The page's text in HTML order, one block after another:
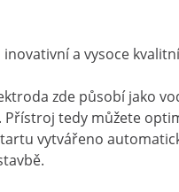
a vysoce
zde působí jako
Přístroj tedy můžete
vytvářeno